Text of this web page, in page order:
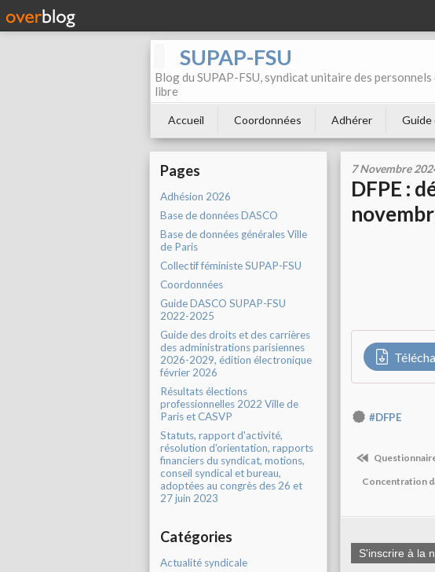
SUPAP-FSU
Blog du SUPAP-FSU, syndicat unitaire des
libre
Accueil Coordonnées Adhérer Guide
Pages
Adhésion 2026
Base de données DASCO
Base de données générales Ville
de Paris
Collectif féministe SUPAP-FSU
Coordonnées
Guide DASCO SUPAP-FSU
2022-2025
Guide des droits et des carrières
des administrations parisiennes
2026-2029, édition électronique
février 2026
Résultats élections
professionnelles 2022 Ville de
Paris et CASVP
Statuts, rapport d'activité,
résolution d'orientation, rapports
financiers du syndicat, motions,
conseil syndical et bureau,
adoptées au congrès des 26 et
27 juin 2023
Catégories
Actualité syndicale
7 Novembre
DFPE :
#DFPE
Concentration
S'inscrire à la